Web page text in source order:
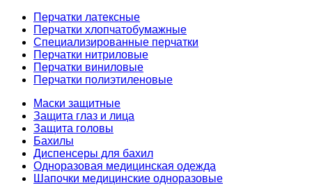
Перчатки латексные
Перчатки хлопчатобумажные
Специализированные перчатки
Перчатки нитриловые
Перчатки виниловые
Перчатки полиэтиленовые
Маски защитные
Защита глаз и лица
Защита головы
Бахилы
Диспенсеры для бахил
Одноразовая медицинская одежда
Шапочки медицинские одноразовые